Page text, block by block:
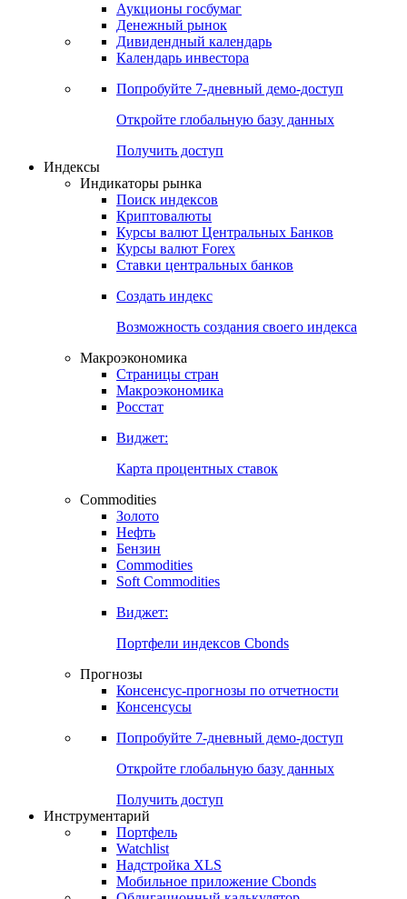
Аукционы госбумаг
Денежный рынок
Дивидендный календарь
Календарь инвестора
Попробуйте 7-дневный демо-доступ
Откройте глобальную базу данных
Получить доступ
Индексы
Индикаторы рынка
Поиск индексов
Криптовалюты
Курсы валют Центральных Банков
Курсы валют Forex
Ставки центральных банков
Создать индекс
Возможность создания своего индекса
Макроэкономика
Страницы стран
Макроэкономика
Росстат
Виджет:
Карта процентных ставок
Commodities
Золото
Нефть
Бензин
Commodities
Soft Commodities
Виджет:
Портфели индексов Cbonds
Прогнозы
Консенсус-прогнозы по отчетности
Консенсусы
Попробуйте 7-дневный демо-доступ
Откройте глобальную базу данных
Получить доступ
Инструментарий
Портфель
Watchlist
Надстройка XLS
Мобильное приложение Cbonds